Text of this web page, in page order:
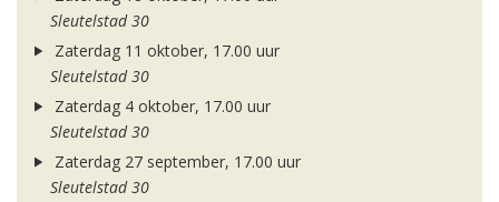
Sleutelstad 30
Zaterdag 11 oktober, 17.00 uur
Sleutelstad 30
Zaterdag 4 oktober, 17.00 uur
Sleutelstad 30
Zaterdag 27 september, 17.00 uur
Sleutelstad 30